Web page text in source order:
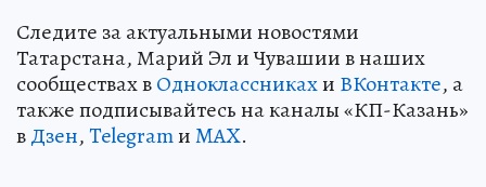
Следите за актуальными новостями
Татарстана, Марий Эл и Чувашии в наших
сообществах вОдноклассникахи ВКонтакте, а
также подписывайтесь на каналы «КП-Казань»
вДзен,TelegramиMAX.